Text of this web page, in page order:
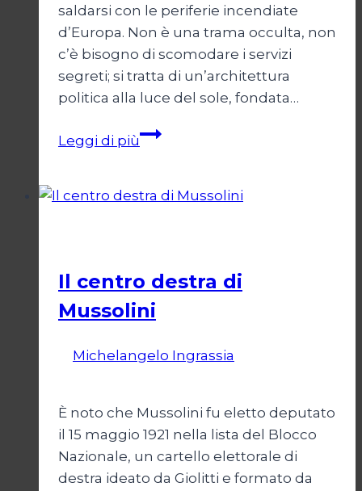
saldarsi con le periferie incendiate
d’Europa. Non è una trama occulta, non
c’è bisogno di scomodare i servizi
segreti; si tratta di un’architettura
politica alla luce del sole, fondata…
Leggi di piùI
Il centro destra di
Mussolini
Michelangelo Ingrassia
È noto che Mussolini fu eletto deputato
il 15 maggio 1921 nella lista del Blocco
Nazionale, un cartello elettorale di
destra ideato da Giolitti e formato da